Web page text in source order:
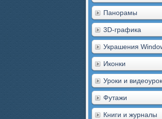
Панорамы
3D-графика
Украшения
Иконки
Уроки и
Футажи
Книги и журналы